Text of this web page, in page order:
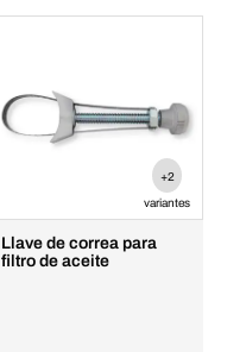
+2
variantes
Llave de correa para
filtro de aceite